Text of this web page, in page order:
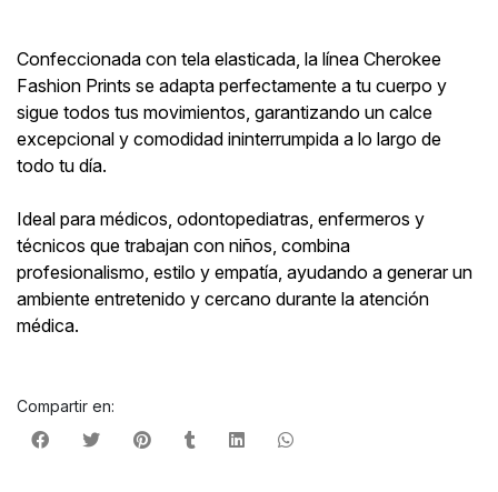
Confeccionada con tela elasticada, la línea Cherokee
Fashion Prints se adapta perfectamente a tu cuerpo y
sigue todos tus movimientos, garantizando un calce
excepcional y comodidad ininterrumpida a lo largo de
todo tu día.
Ideal para médicos, odontopediatras, enfermeros y
técnicos que trabajan con niños, combina
profesionalismo, estilo y empatía, ayudando a generar un
ambiente entretenido y cercano durante la atención
médica.
Compartir en: